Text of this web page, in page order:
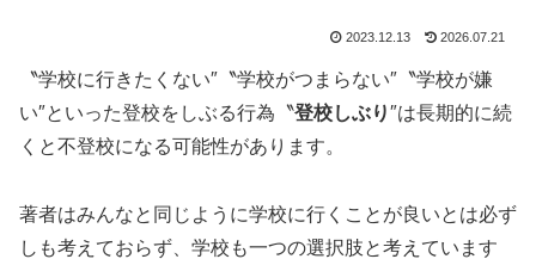
2023.12.13 2026.07.21
〝学校に行きたくない″〝学校がつまらない″〝学校が嫌
い″といった登校をしぶる行為〝登校しぶり″は長期的に続
くと不登校になる可能性があります。
著者はみんなと同じように学校に行くことが良いとは必ず
しも考えておらず、学校も一つの選択肢と考えています